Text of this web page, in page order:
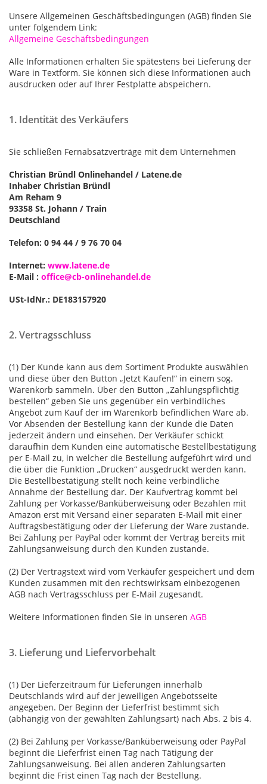
Unsere Allgemeinen Geschäftsbedingungen (AGB) finden Sie
unter folgendem Link:
Allgemeine Geschäftsbedingungen
Alle Informationen erhalten Sie spätestens bei Lieferung der
Ware in Textform. Sie können sich diese Informationen auch
ausdrucken oder auf Ihrer Festplatte abspeichern.
1. Identität des Verkäufers
Sie schließen Fernabsatzverträge mit dem Unternehmen
Christian Bründl Onlinehandel / Latene.de
Inhaber Christian Bründl
Am Reham 9
93358 St. Johann / Train
Deutschland
Telefon: 0 94 44 / 9 76 70 04
Internet: www.latene.de
E-Mail : office@cb-onlinehandel.de
USt-IdNr.: DE183157920
2. Vertragsschluss
(1) Der Kunde kann aus dem Sortiment Produkte auswählen
und diese über den Button „Jetzt Kaufen!“ in einem sog.
Warenkorb sammeln. Über den Button „Zahlungspflichtig
bestellen“ geben Sie uns gegenüber ein verbindliches
Angebot zum Kauf der im Warenkorb befindlichen Ware ab.
Vor Absenden der Bestellung kann der Kunde die Daten
jederzeit ändern und einsehen. Der Verkäufer schickt
daraufhin dem Kunden eine automatische Bestellbestätigung
per E-Mail zu, in welcher die Bestellung aufgeführt wird und
die über die Funktion „Drucken“ ausgedruckt werden kann.
Die Bestellbestätigung stellt noch keine verbindliche
Annahme der Bestellung dar. Der Kaufvertrag kommt bei
Zahlung per Vorkasse/Banküberweisung oder Bezahlen mit
Amazon erst mit Versand einer separaten E-Mail mit einer
Auftragsbestätigung oder der Lieferung der Ware zustande.
Bei Zahlung per PayPal oder kommt der Vertrag bereits mit
Zahlungsanweisung durch den Kunden zustande.
(2) Der Vertragstext wird vom Verkäufer gespeichert und dem
Kunden zusammen mit den rechtswirksam einbezogenen
AGB nach Vertragsschluss per E-Mail zugesandt.
Weitere Informationen finden Sie in unseren AGB
3. Lieferung und Liefervorbehalt
(1) Der Lieferzeitraum für Lieferungen innerhalb
Deutschlands wird auf der jeweiligen Angebotsseite
angegeben. Der Beginn der Lieferfrist bestimmt sich
(abhängig von der gewählten Zahlungsart) nach Abs. 2 bis 4.
(2) Bei Zahlung per Vorkasse/Banküberweisung oder PayPal
beginnt die Lieferfrist einen Tag nach Tätigung der
Zahlungsanweisung. Bei allen anderen Zahlungsarten
beginnt die Frist einen Tag nach der Bestellung.